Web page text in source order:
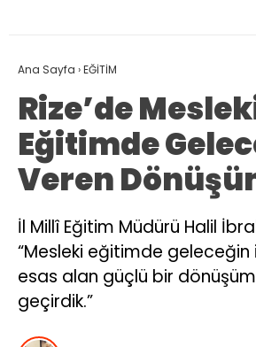
Ana Sayfa ›EĞİTİM
Rize’de
Eğitimde
Veren
İl Millî Eğitim Müdürü Halil
“Mesleki eğitimde geleceğin
esas alan güçlü bir
geçirdik.”